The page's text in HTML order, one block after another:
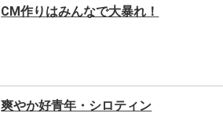
CM作りはみんなで大暴れ！
爽やか好青年・シロティン